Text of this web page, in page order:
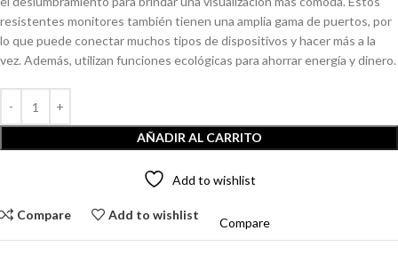
resistentes monitores también tienen una amplia gama de puertos, por
lo que puede conectar muchos tipos de dispositivos y hacer más a la
vez. Además, utilizan funciones ecológicas para ahorrar energía y dinero.
AÑADIR AL CARRITO
Add to wishlist
Compare Add to wishlist
Compare